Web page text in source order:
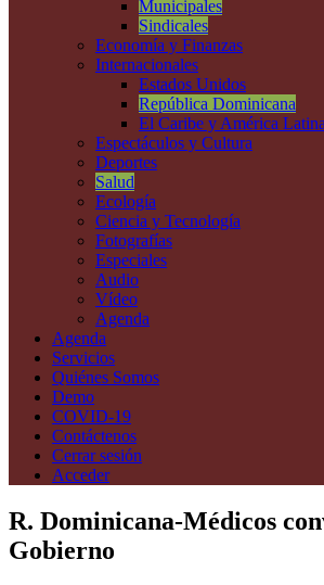
Municipales
Sindicales
Economía y Finanzas
Internacionales
Estados Unidos
República Dominicana
El Caribe y América Latina
Espectáculos y Cultura
Deportes
Salud
Ecología
Ciencia y Tecnología
Fotografías
Especiales
Audio
Vídeo
Agenda
Agenda
Servicios
Quiénes Somos
Demo
COVID-19
Contáctenos
Cerrar sesión
Acceder
R. Dominicana-Médicos
Gobierno